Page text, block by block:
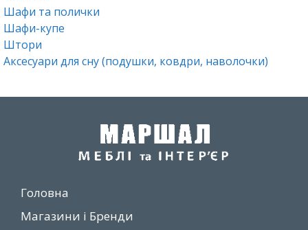
Шафи та полички
Шафи-купе
Штори
Аксесуари для сну (подушки, ковдри, наволочки)
Головна
Магазини і Бренди